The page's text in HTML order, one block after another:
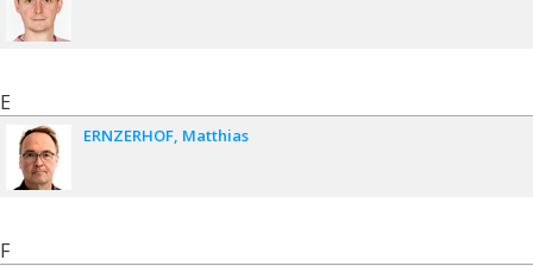
E
ERNZERHOF Matthias
F